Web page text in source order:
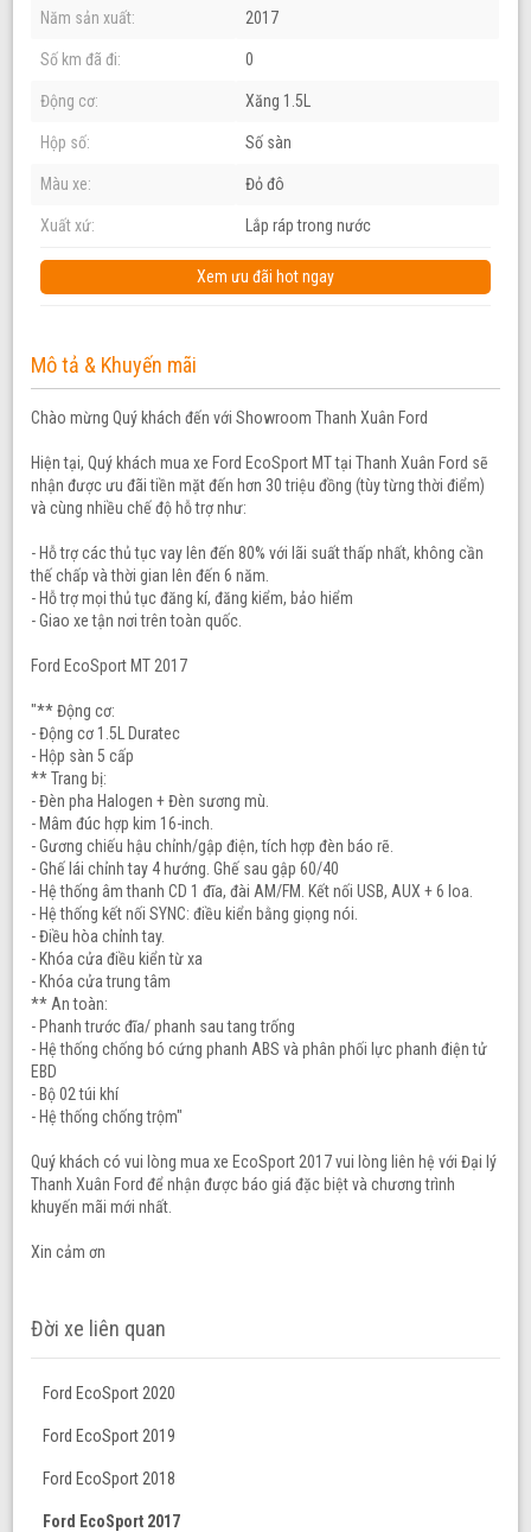
Năm sản xuất: 2017
Số km đã đi: 0
Động cơ: Xăng 1.5L
Hộp số: Số sàn
Màu xe: Đỏ đô
Xuất xứ: Lắp ráp trong nước
Xem ưu đãi hot ngay
Mô tả & Khuyến mãi
Chào mừng Quý khách đến với Showroom Thanh Xuân Ford
Hiện tại, Quý khách mua xe Ford EcoSport MT tại Thanh Xuân Ford sẽ
nhận được ưu đãi tiền mặt đến hơn 30 triệu đồng (tùy từng thời điểm)
và cùng nhiều chế độ hỗ trợ như:
- Hỗ trợ các thủ tục vay lên đến 80% với lãi suất thấp nhất, không cần
thế chấp và thời gian lên đến 6 năm.
- Hỗ trợ mọi thủ tục đăng kí, đăng kiểm, bảo hiểm
- Giao xe tận nơi trên toàn quốc.
Ford EcoSport MT 2017
"** Động cơ:
- Động cơ 1.5L Duratec
- Hộp sàn 5 cấp
** Trang bị:
- Đèn pha Halogen + Đèn sương mù.
- Mâm đúc hợp kim 16-inch.
- Gương chiếu hậu chỉnh/gập điện, tích hợp đèn báo rẽ.
- Ghế lái chỉnh tay 4 hướng. Ghế sau gập 60/40
- Hệ thống âm thanh CD 1 đĩa, đài AM/FM. Kết nối USB, AUX + 6 loa.
- Hệ thống kết nối SYNC: điều kiển bằng giọng nói.
- Điều hòa chỉnh tay.
- Khóa cửa điều kiển từ xa
- Khóa cửa trung tâm
** An toàn:
- Phanh trước đĩa/ phanh sau tang trống
- Hệ thống chống bó cứng phanh ABS và phân phối lực phanh điện tử
EBD
- Bộ 02 túi khí
- Hệ thống chống trộm"
Quý khách có vui lòng mua xe EcoSport 2017 vui lòng liên hệ với Đại lý
Thanh Xuân Ford để nhận được báo giá đặc biệt và chương trình
khuyến mãi mới nhất.
Xin cảm ơn
Đời xe liên quan
Ford EcoSport 2020
Ford EcoSport 2019
Ford EcoSport 2018
Ford EcoSport 2017